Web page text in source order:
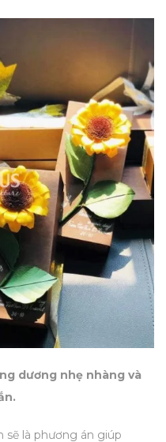
dương nhẹ nhàng và
sẽ là phương án giúp